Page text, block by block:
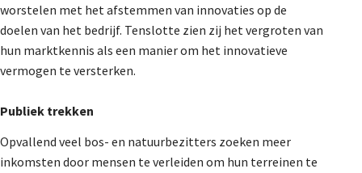
worstelen met het afstemmen van innovaties op de
doelen van het bedrijf. Tenslotte zien zij het vergroten van
hun marktkennis als een manier om het innovatieve
vermogen te versterken.
Publiek trekken
Opvallend veel bos- en natuurbezitters zoeken meer
inkomsten door mensen te verleiden om hun terreinen te